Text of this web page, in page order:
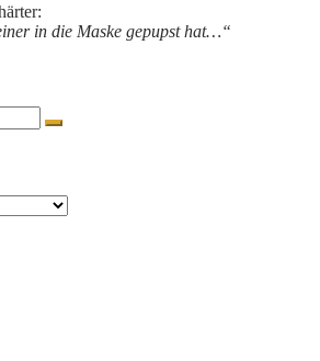
in die Maske gepupst hat…“